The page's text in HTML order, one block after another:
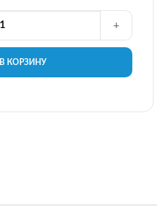
В КОРЗИНУ
+